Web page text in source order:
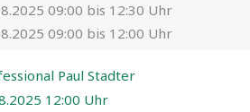
09:00 bis 12:30 Uhr
09:00 bis 12:00 Uhr
Paul Stadter
12:00 Uhr